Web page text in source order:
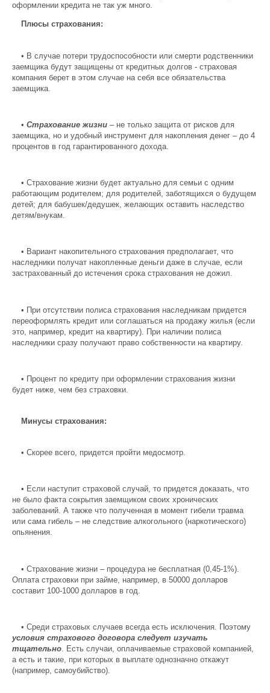
оформлении кредита не так уж много.
Плюсы страхования:
• В случае потери трудоспособности или смерти родственники
заемщика будут защищены от кредитных долгов - страховая
компания берет в этом случае на себя все обязательства
заемщика.
• Страхование жизни – не только защита от рисков для
заемщика, но и удобный инструмент для накопления денег – до 4
процентов в год гарантированного дохода.
• Страхование жизни будет актуально для семьи с одним
работающим родителем; для родителей, заботящихся о будущем
детей; для бабушек/дедушек, желающих оставить наследство
детям/внукам.
• Вариант накопительного страхования предполагает, что
наследники получат накопленные деньги даже в случае, если
застрахованный до истечения срока страхования не дожил.
• При отсутствии полиса страхования наследникам придется
переоформлять кредит или соглашаться на продажу жилья (если
это, например, кредит на квартиру). При наличии полиса
наследники сразу получают право собственности на квартиру.
• Процент по кредиту при оформлении страхования жизни
будет ниже, чем без страховки.
Минусы страхования:
• Скорее всего, придется пройти медосмотр.
• Если наступит страховой случай, то придется доказать, что
не было факта сокрытия заемщиком своих хронических
заболеваний. А также что полученная в момент гибели травма
или сама гибель – не следствие алкогольного (наркотического)
опьянения.
• Страхование жизни – процедура не бесплатная (0,45-1%).
Оплата страховки при займе, например, в 50000 долларов
составит 100-1000 долларов в год.
• Среди страховых случаев всегда есть исключения. Поэтому
условия страхового договора следует изучать
тщательно . Есть случаи, оплачиваемые страховой компанией,
а есть и такие, при которых в выплате однозначно откажут
(например, самоубийство).